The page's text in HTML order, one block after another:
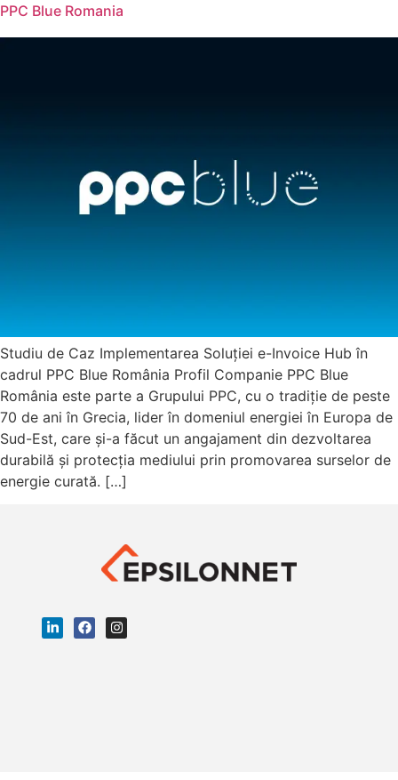
PPC Blue Romania
Studiu de Caz Implementarea Soluției e-Invoice Hub în
cadrul PPC Blue România Profil Companie PPC Blue
România este parte a Grupului PPC, cu o tradiție de peste
70 de ani în Grecia, lider în domeniul energiei în Europa de
Sud-Est, care și-a făcut un angajament din dezvoltarea
durabilă și protecția mediului prin promovarea surselor de
energie curată. […]